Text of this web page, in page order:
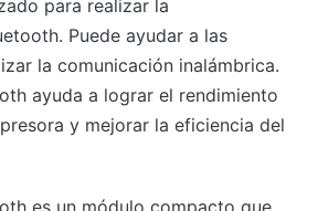
para realizar la
Puede ayudar a las
la comunicación inalámbrica.
ayuda a lograr el rendimiento
y mejorar la eficiencia del
es un módulo compacto que